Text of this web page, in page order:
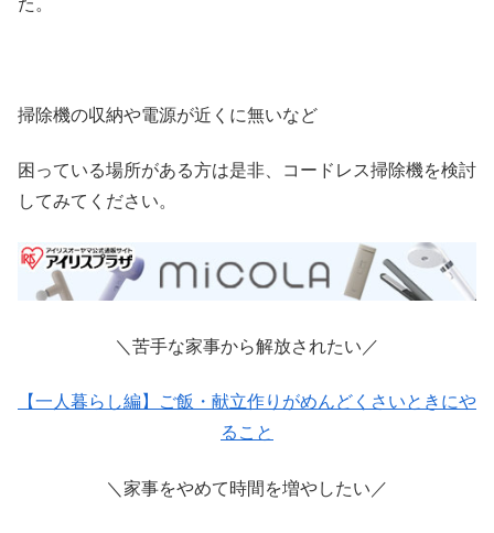
た。
掃除機の収納や電源が近くに無いなど
困っている場所がある方は是非、コードレス掃除機を検討
してみてください。
＼苦手な家事から解放されたい／
【一人暮らし編】ご飯・献立作りがめんどくさいときにや
ること
＼家事をやめて時間を増やしたい／